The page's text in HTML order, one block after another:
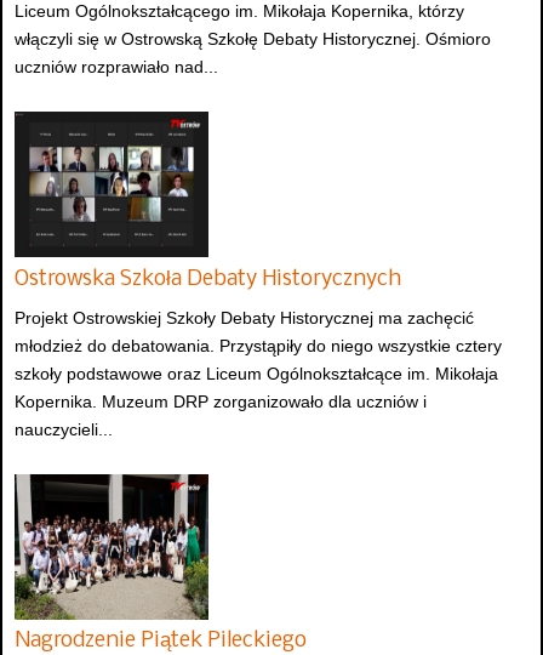
Liceum Ogólnokształcącego im. Mikołaja Kopernika, którzy
włączyli się w Ostrowską Szkołę Debaty Historycznej. Ośmioro
uczniów rozprawiało nad...
Ostrowska Szkoła Debaty Historycznych
Projekt Ostrowskiej Szkoły Debaty Historycznej ma zachęcić
młodzież do debatowania. Przystąpiły do niego wszystkie cztery
szkoły podstawowe oraz Liceum Ogólnokształcące im. Mikołaja
Kopernika. Muzeum DRP zorganizowało dla uczniów i
nauczycieli...
Nagrodzenie Piątek Pileckiego